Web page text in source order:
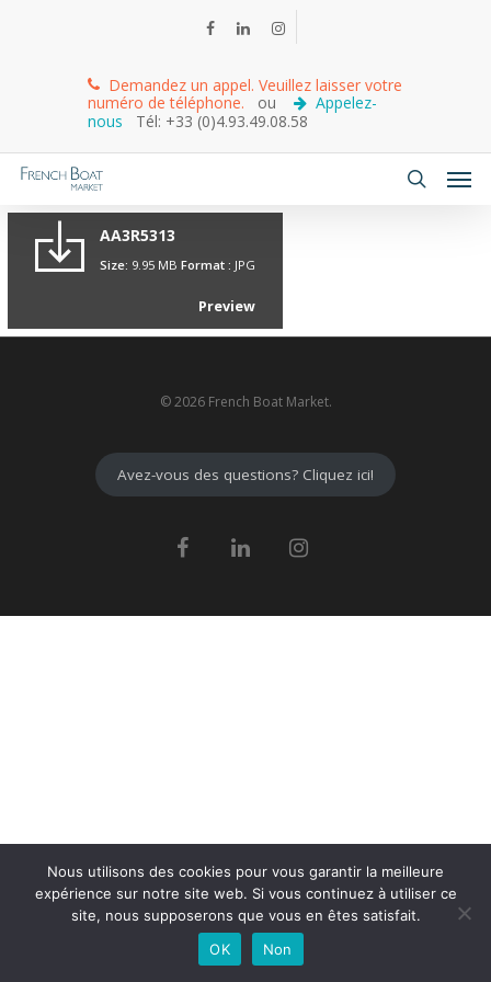
Demandez un appel. Veuillez laisser votre
numéro de téléphone. ou
Appelez-
nous
Tél: +33 (0)4.93.49.08.58
AA3R5313
Size: 9.95 MB Format : JPG
Preview
© 2026 French Boat Market.
Avez-vous des questions? Cliquez ici!
Nous utilisons des cookies pour vous garantir la meilleure
expérience sur notre site web. Si vous continuez à utiliser ce
site, nous supposerons que vous en êtes satisfait.
OK
Non